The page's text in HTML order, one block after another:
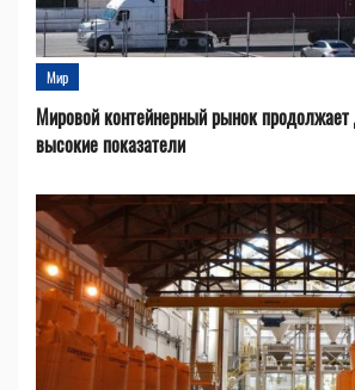
Мир
Мировой контейнерный рынок продолжает
высокие показатели